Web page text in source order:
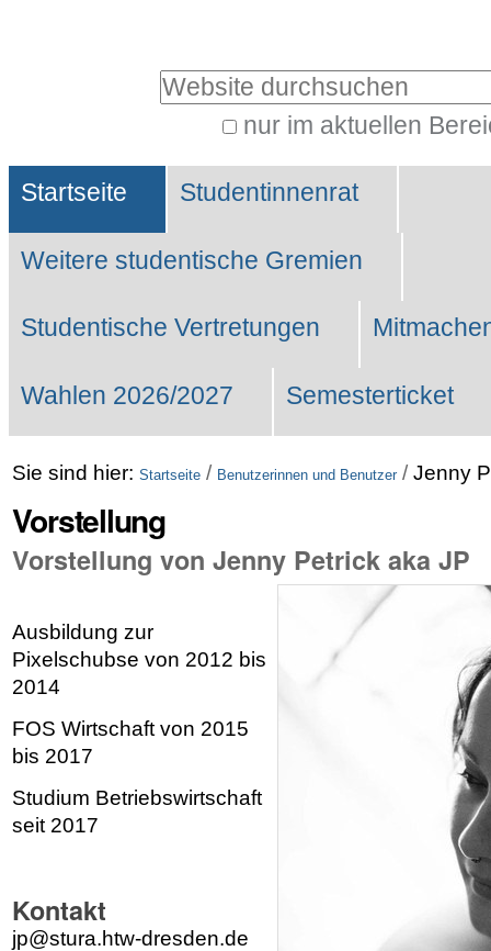
Website durchsuchen
nur im aktuellen
Suche…
Sektionen
Startseite Studentinnenrat
Weitere studentische Gremien
Studentische Vertretungen
Wahlen 2026/2027 Semesterticket
Sie sind hier: Startseite / Benutzerinnen und Benutzer / Jenny
Vorstellung
Vorstellung von Jenny Petrick aka JP
Ausbildung zur
Pixelschubse von 2012 bis
2014
FOS Wirtschaft von 2015
bis 2017
Studium Betriebswirtschaft
seit 2017
Kontakt
jp@stura.htw-dresden.de